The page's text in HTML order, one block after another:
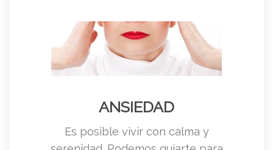
ANSIEDAD
Es posible vivir con calma y